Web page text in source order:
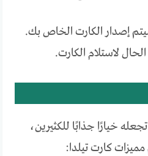
إصدار الكارت الخاص بك.
لاستلام الكارت.
خيارًا جذابًا للكثيرين،
كارت تيلدا: